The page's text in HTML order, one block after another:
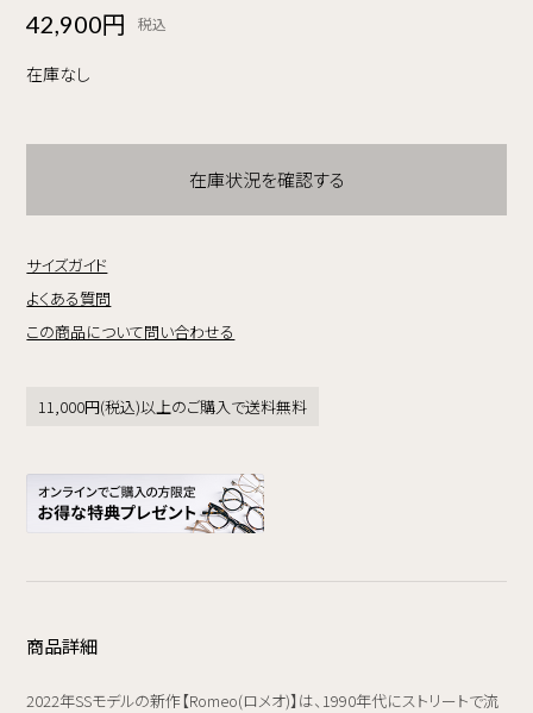
42,900円 税込
在庫なし
在庫状況を確認する
サイズガイド
よくある質問
この商品について問い合わせる
11,000円(税込)以上のご購入で送料無料
商品詳細
2022年SSモデルの新作【Romeo(ロメオ)】は、1990年代にストリートで流